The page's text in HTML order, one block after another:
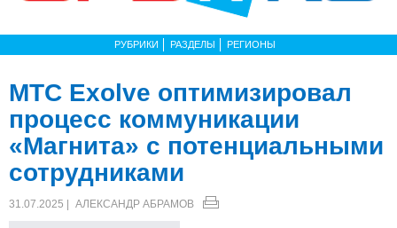
РУБРИКИ РАЗДЕЛЫ РЕГИОНЫ
МТС Exolve оптимизировал
процесс коммуникации
«Магнита» с потенциальными
сотрудниками
31.07.2025 | АЛЕКСАНДР АБРАМОВ